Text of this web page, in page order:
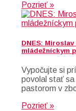
Pozrieť »
DNES:
mládežníckym
Vypočujte si
povolal stať sa
pastorom v
Pozrieť »